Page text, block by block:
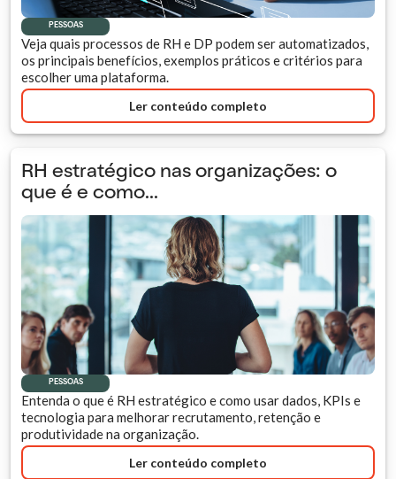
PESSOAS
Veja quais processos de RH e DP podem ser automatizados,
os principais benefícios, exemplos práticos e critérios para
escolher uma plataforma.
Ler conteúdo completo
RH estratégico nas organizações: o
que é e como...
PESSOAS
Entenda o que é RH estratégico e como usar dados, KPIs e
tecnologia para melhorar recrutamento, retenção e
produtividade na organização.
Ler conteúdo completo